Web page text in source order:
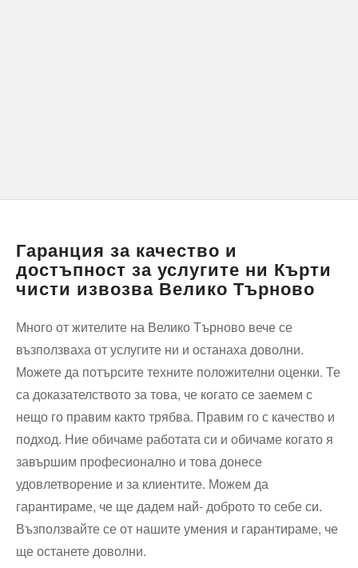
Гаранция за качество и
достъпност за услугите ни Кърти
чисти извозва Велико Търново
Много от жителите на Велико Търново вече се
възползваха от услугите ни и останаха доволни.
Можете да потърсите техните положителни оценки. Те
са доказателството за това, че когато се заемем с
нещо го правим както трябва. Правим го с качество и
подход. Ние обичаме работата си и обичаме когато я
завършим професионално и това донесе
удовлетворение и за клиентите. Можем да
гарантираме, че ще дадем най- доброто то себе си.
Възползвайте се от нашите умения и гарантираме, че
ще останете доволни.